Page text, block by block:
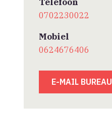
0702230022
Mobiel
0624676406
E-MAIL BUREAU